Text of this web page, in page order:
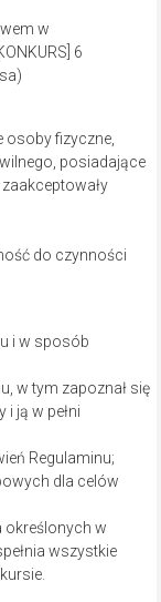
osoby fizyczne,
posiadające
do czynności
i w sposób
w tym zapoznał się
ją w pełni
Regulaminu;
dla celów
określonych w
wszystkie